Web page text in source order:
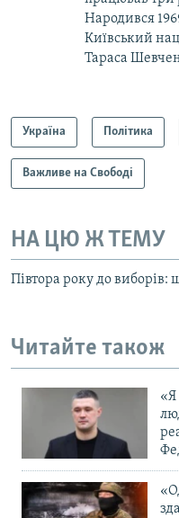
Народився
Київський
Тараса
Україна Політика
Важливе на Свободі
НА ЦЮ Ж ТЕМУ
Півтора року до виборів:
Читайте також
«Я